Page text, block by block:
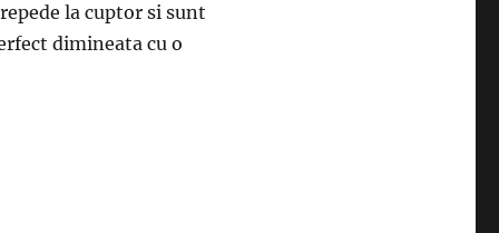
la cuptor si sunt
dimineata cu o